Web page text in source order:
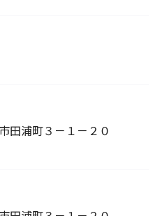
田浦町３－１－２０